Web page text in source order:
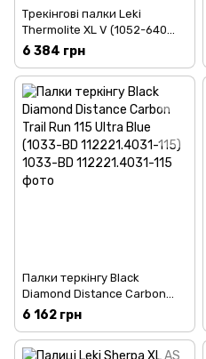
Трекінгові палки Leki
Thermolite XL V (1052-640
3204)
6 384 грн
Палки теркінгу Black
Diamond Distance Carbon
Trail Run 115 Ultra Blue (1033-
BD 112221.4031-115)
6 162 грн